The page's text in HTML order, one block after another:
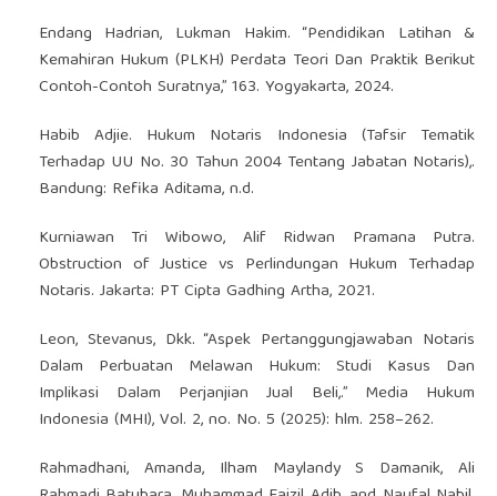
Endang Hadrian, Lukman Hakim. “Pendidikan Latihan &
Kemahiran Hukum (PLKH) Perdata Teori Dan Praktik Berikut
Contoh-Contoh Suratnya,” 163. Yogyakarta, 2024.
Habib Adjie. Hukum Notaris Indonesia (Tafsir Tematik
Terhadap UU No. 30 Tahun 2004 Tentang Jabatan Notaris),.
Bandung: Refika Aditama, n.d.
Kurniawan Tri Wibowo, Alif Ridwan Pramana Putra.
Obstruction of Justice vs Perlindungan Hukum Terhadap
Notaris. Jakarta: PT Cipta Gadhing Artha, 2021.
Leon, Stevanus, Dkk. “Aspek Pertanggungjawaban Notaris
Dalam Perbuatan Melawan Hukum: Studi Kasus Dan
Implikasi Dalam Perjanjian Jual Beli,.” Media Hukum
Indonesia (MHI), Vol. 2, no. No. 5 (2025): hlm. 258–262.
Rahmadhani, Amanda, Ilham Maylandy S Damanik, Ali